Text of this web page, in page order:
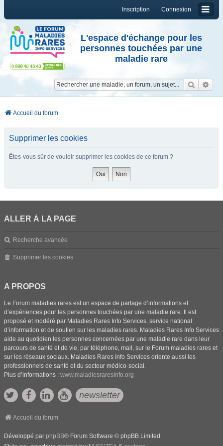
Connexion
Inscription
L'espace d'échange pour les
personnes touchées par une
maladie rare
Accueil du forum
Supprimer les cookies
Êtes-vous sûr de vouloir supprimer les cookies de ce forum ?
ALLER À LA PAGE
Recherche avancée
Supprimer les cookies
A PROPOS
Le Forum maladies rares est un espace de partage d’informations et
d’expériences pour les personnes touchées par une maladie rare. Il est
proposé et modéré par Maladies Rares Info Services, service national
d’information et de soutien sur les maladies rares. Maladies Rares Info Services
aide au quotidien les personnes concernées par une maladie rare dans leur
parcours de santé et de vie, par téléphone, mail, sur le Forum maladies rares et
sur les réseaux sociaux. Maladies Rares Info Services oriente aussi les
professionnels de santé et du secteur médico-social.
Plus d’informations : www.maladiesraresinfo.org
newsletter
Accueil du forum
Développé par phpBB® Forum Software © phpBB Limited